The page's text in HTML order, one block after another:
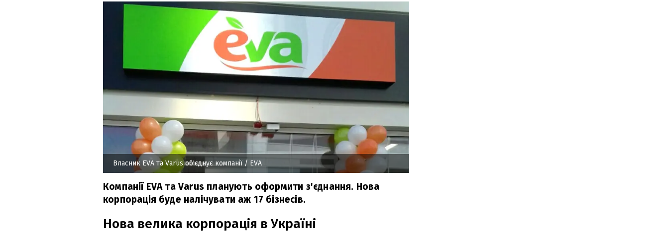
Власник EVA та Varus об'єднує компанії / EVA
Компанії EVA та Varus планують оформити з'єднання. Нова
корпорація буде налічувати аж 17 бізнесів.
Нова велика корпорація в Україні